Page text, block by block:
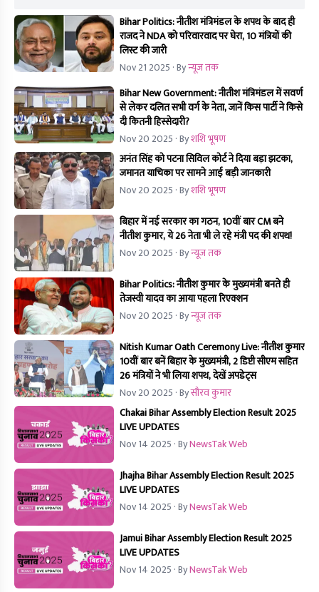
Bihar Politics: नीतीश मंत्रिमंडल के शपथ के बाद ही
राजद ने NDA को परिवारवाद पर घेरा, 10 मंत्रियों की
लिस्ट की जारी
Nov 21 2025 · Byन्यूज तक
Bihar New Government: नीतीश मंत्रिमंडल में सवर्ण
से लेकर दलित सभी वर्ग के नेता, जानें किस पार्टी ने किसे
दी कितनी हिस्सेदारी?
Nov 20 2025 · Byशशि भूषण
अनंत सिंह को पटना सिविल कोर्ट ने दिया बड़ा झटका,
जमानत याचिका पर सामने आई बड़ी जानकारी
Nov 20 2025 · Byशशि भूषण
बिहार में नई सरकार का गठन, 10वीं बार CM बने
नीतीश कुमार, ये 26 नेता भी ले रहे मंत्री पद की शपथ!
Nov 20 2025 · Byन्यूज तक
Bihar Politics: नीतीश कुमार के मुख्यमंत्री बनते ही
तेजस्वी यादव का आया पहला रिएक्शन
Nov 20 2025 · Byन्यूज तक
Nitish Kumar Oath Ceremony Live: नीतीश कुमार
10वीं बार बनें बिहार के मुख्यमंत्री, 2 डिप्टी सीएम सहित
26 मंत्रियों ने भी लिया शपथ, देखें अपडेट्स
Nov 20 2025 · Byसौरव कुमार
Chakai Bihar Assembly Election Result 2025
LIVE UPDATES
Nov 14 2025 · ByNewsTak Web
Jhajha Bihar Assembly Election Result 2025
LIVE UPDATES
Nov 14 2025 · ByNewsTak Web
Jamui Bihar Assembly Election Result 2025
LIVE UPDATES
Nov 14 2025 · ByNewsTak Web